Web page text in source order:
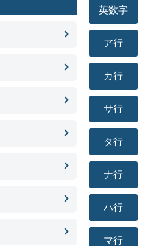
英数字
ア行
カ行
サ行
タ行
ナ行
ハ行
マ行